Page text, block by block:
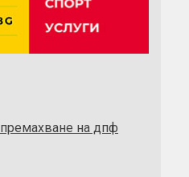
на дпф